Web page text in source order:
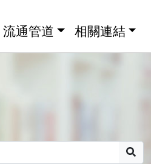
流通管道 相關連結